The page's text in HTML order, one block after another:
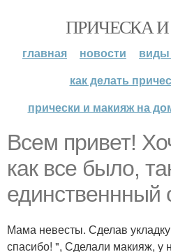
ПРИЧЕСКА
главная новости
виды
как делать
прически и макияж на
Всем привет!
как все было,
единственнный
Мама невесты. Сделав
спасибо! ", Сделали макияж, у